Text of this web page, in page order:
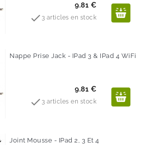
Prix
9.81 €
 3 articles en stock
Nappe Prise Jack - IPad 3 & IPad 4 WiFi
Prix
9.81 €
 3 articles en stock
Joint Mousse - IPad 2, 3 Et 4